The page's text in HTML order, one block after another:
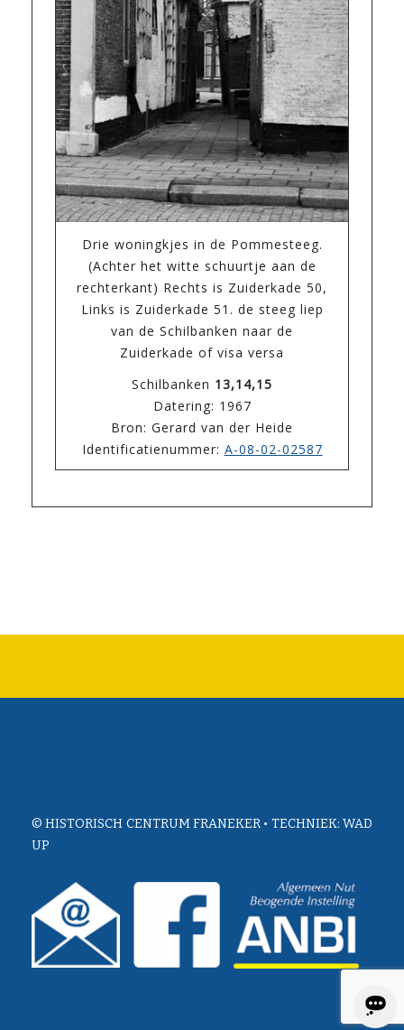
Drie woningkjes in de Pommesteeg.
(Achter het witte schuurtje aan de
rechterkant) Rechts is Zuiderkade 50,
Links is Zuiderkade 51. de steeg liep
van de Schilbanken naar de
Zuiderkade of visa versa
Schilbanken 13,14,15
Datering: 1967
Bron: Gerard van der Heide
Identificatienummer: A-08-02-02587
© HISTORISCH CENTRUM FRANEKER • TECHNIEK: WAD
UP